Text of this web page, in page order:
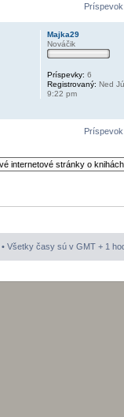
Majka29
Nováčik
Príspevky: 6
Registrovaný: Ned
9:22 pm
• Všetky časy sú v GMT + 1